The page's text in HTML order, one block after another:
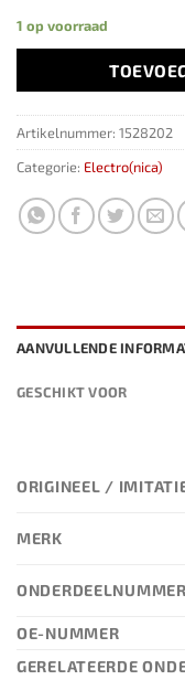
1 op voorraad
Artikelnummer: 1528202
Categorie: Electro(nica)
AANVULLENDE
GESCHIKT VOOR
ORIGINEEL /
MERK
ONDERDEELNUMMER
OE-NUMMER
GERELATEERDE